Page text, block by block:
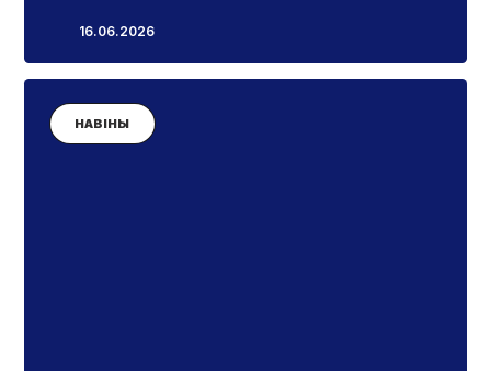
16.06.2026
НАВІНЫ